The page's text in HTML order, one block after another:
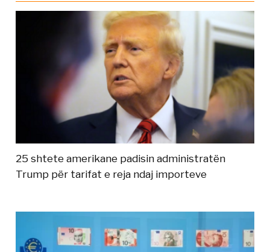
25 shtete amerikane padisin administratën
Trump për tarifat e reja ndaj importeve